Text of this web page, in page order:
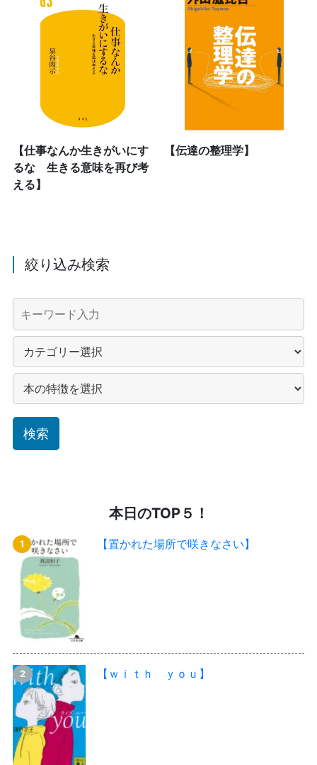
【仕事なんか生きがいにす
るな 生きる意味を再び考
える】
【伝達の整理学】
絞り込み検索
本日のTOP５！
【置かれた場所で咲きなさい】
【ｗｉｔｈ ｙｏｕ】